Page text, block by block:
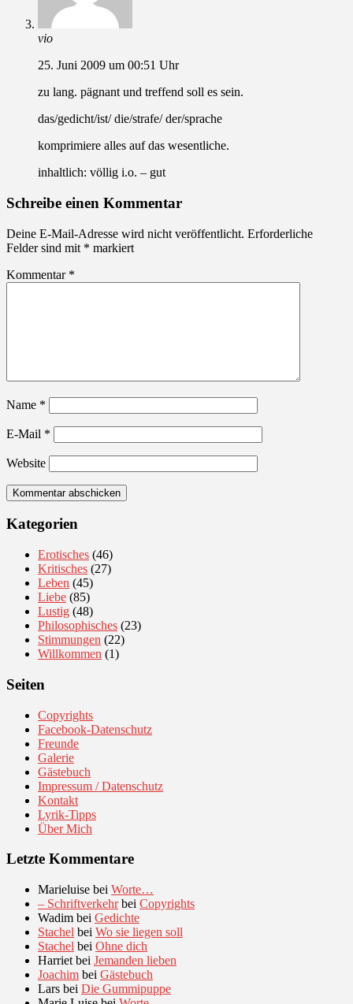
vio
25. Juni 2009 um 00:51 Uhr
zu lang. pägnant und treffend soll es sein.
das/gedicht/ist/ die/strafe/ der/sprache
komprimiere alles auf das wesentliche.
inhaltlich: völlig i.o. – gut
Schreibe einen Kommentar
Deine E-Mail-Adresse wird nicht veröffentlicht. Erforderliche
Felder sind mit * markiert
Kommentar *
Name *
E-Mail *
Website
Kategorien
Erotisches (46)
Kritisches (27)
Leben (45)
Liebe (85)
Lustig (48)
Philosophisches (23)
Stimmungen (22)
Willkommen (1)
Seiten
Copyrights
Facebook-Datenschutz
Freunde
Galerie
Gästebuch
Impressum / Datenschutz
Kontakt
Lyrik-Tipps
Über Mich
Letzte Kommentare
Marieluise bei Worte…
– Schriftverkehrbei Copyrights
Wadim bei Gedichte
Stachel bei Wo sie liegen soll
Stachel bei Ohne dich
Harriet bei Jemanden lieben
Joachim bei Gästebuch
Lars bei Die Gummipuppe